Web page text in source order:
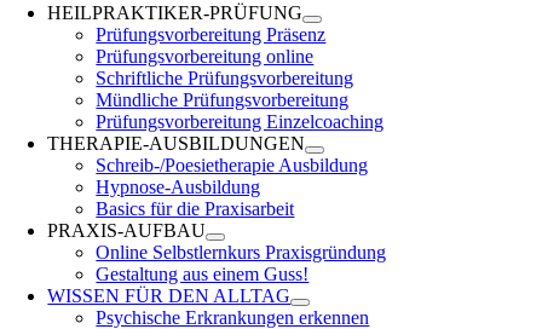
HEILPRAKTIKER-PRÜFUNG
Prüfungsvorbereitung Präsenz
Prüfungsvorbereitung online
Schriftliche Prüfungsvorbereitung
Mündliche Prüfungsvorbereitung
Prüfungsvorbereitung Einzelcoaching
THERAPIE-AUSBILDUNGEN
Schreib-/Poesietherapie Ausbildung
Hypnose-Ausbildung
Basics für die Praxisarbeit
PRAXIS-AUFBAU
Online Selbstlernkurs Praxisgründung
Gestaltung aus einem Guss!
WISSEN FÜR DEN ALLTAG
Psychische Erkrankungen erkennen